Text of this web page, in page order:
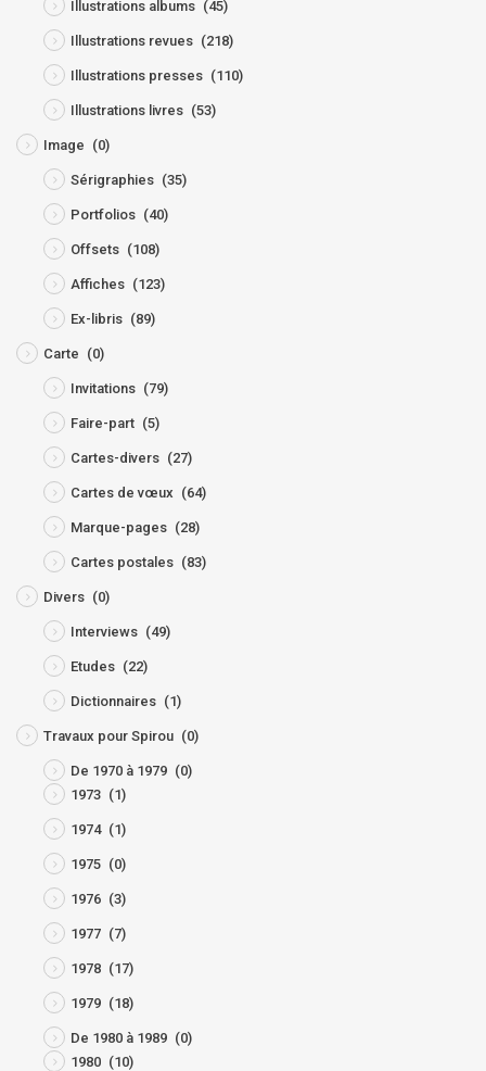
Illustrations albums (45)
Illustrations revues (218)
Illustrations presses (110)
Illustrations livres (53)
Image (0)
Sérigraphies (35)
Portfolios (40)
Offsets (108)
Affiches (123)
Ex-libris (89)
Carte (0)
Invitations (79)
Faire-part (5)
Cartes-divers (27)
Cartes de vœux (64)
Marque-pages (28)
Cartes postales (83)
Divers (0)
Interviews (49)
Etudes (22)
Dictionnaires (1)
Travaux pour Spirou (0)
De 1970 à 1979 (0)
1973 (1)
1974 (1)
1975 (0)
1976 (3)
1977 (7)
1978 (17)
1979 (18)
De 1980 à 1989 (0)
1980 (10)